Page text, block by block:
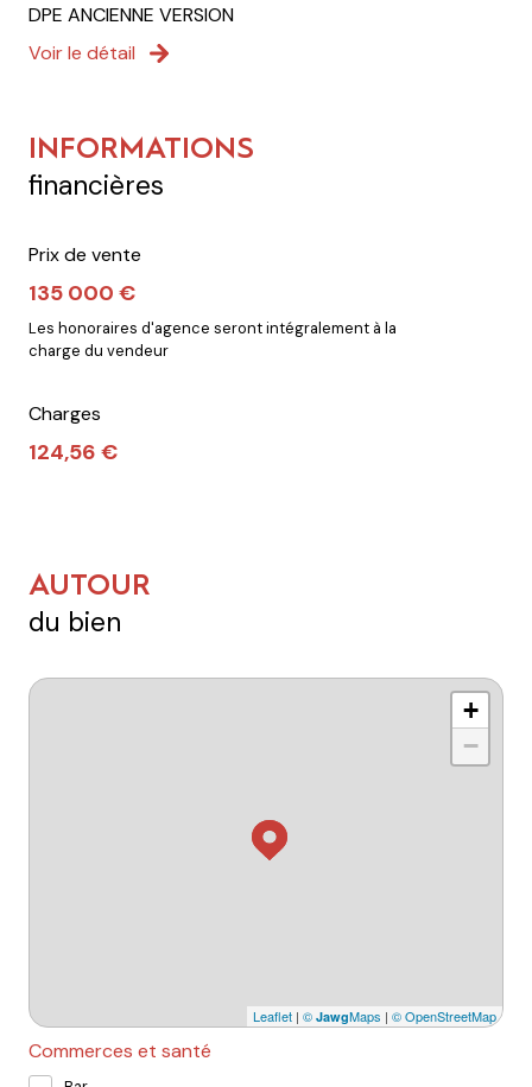
DPE ANCIENNE VERSION
Voir le détail
INFORMATIONS
financières
Prix de vente
135 000 €
Les honoraires d'agence seront intégralement à la
charge du vendeur
Charges
124,56 €
AUTOUR
du bien
+
−
Leaflet | © JawgMaps | © OpenStreetMap
Commerces et santé